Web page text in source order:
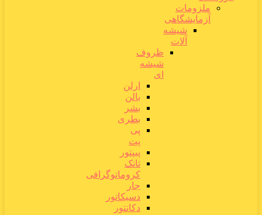
ملزومات
آزمایشگاهی
شیشه
آلات
ظروف
شیشه
ای
ارلن
بالن
بشر
بطری
پی
پت
پیپتور
تانک
کروماتوگرافی
جار
دسیکاتور
دکانتور